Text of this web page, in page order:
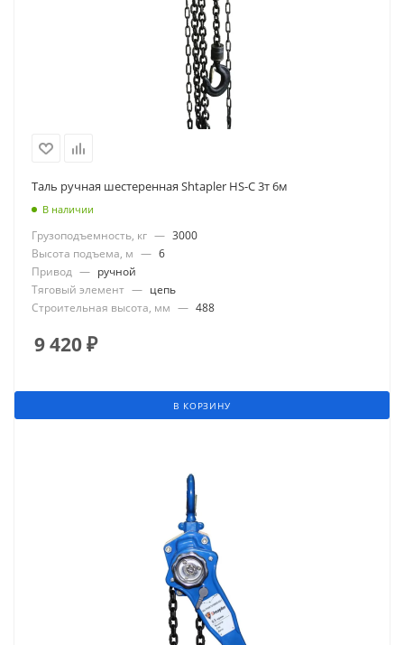
Таль ручная шестеренная Shtapler HS-C 3т 6м
В наличии
Грузоподъемность, кг — 3000
Высота подъема, м — 6
Привод — ручной
Тяговый элемент — цепь
Строительная высота, мм — 488
9 420₽
В КОРЗИНУ